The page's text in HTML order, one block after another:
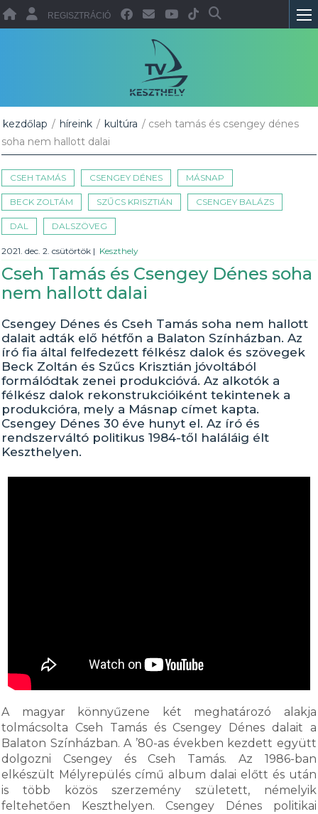
REGISZTRÁCIÓ
kezdőlap / híreink / kultúra / cseh tamás és csengey dénes
soha nem hallott dalai
CSEH TAMÁS CSENGEY DÉNES MÁSNAP
BECK ZOLTÁM SZŰCS KRISZTIÁN CSENGEY BALÁZS
DAL DALSZÖVEG
2021. dec. 2. csütörtök | Keszthely
Cseh Tamás és Csengey Dénes soha
nem hallott dalai
Csengey Dénes és Cseh Tamás soha nem hallott
dalait adták elő hétfőn a Balaton Színházban. Az
író fia által felfedezett félkész dalok és szövegek
Beck Zoltán és Szűcs Krisztián jóvoltából
formálódtak zenei produkcióvá. Az alkotók a
félkész dalok rekonstrukcióiként tekintenek a
produkcióra, mely a Másnap címet kapta.
Csengey Dénes 30 éve hunyt el. Az író és
rendszerváltó politikus 1984-től haláláig élt
Keszthelyen.
A magyar könnyűzene két meghatározó alakja
tolmácsolta Cseh Tamás és Csengey Dénes dalait a
Balaton Színházban. A ’80-as években kezdett együtt
dolgozni Csengey és Cseh Tamás. Az 1986-ban
elkészült Mélyrepülés című album dalai előtt és után
is több közös szerzemény született, némelyik
feltehetően Keszthelyen. Csengey Dénes politikai